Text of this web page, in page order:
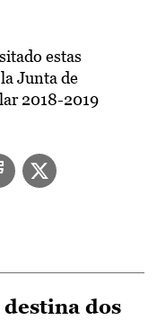
estas
Junta de
2018-2019
dos